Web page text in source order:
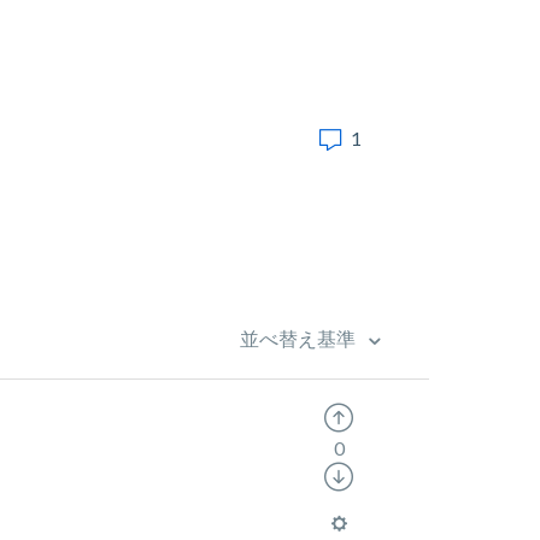
1
並べ替え基準
0